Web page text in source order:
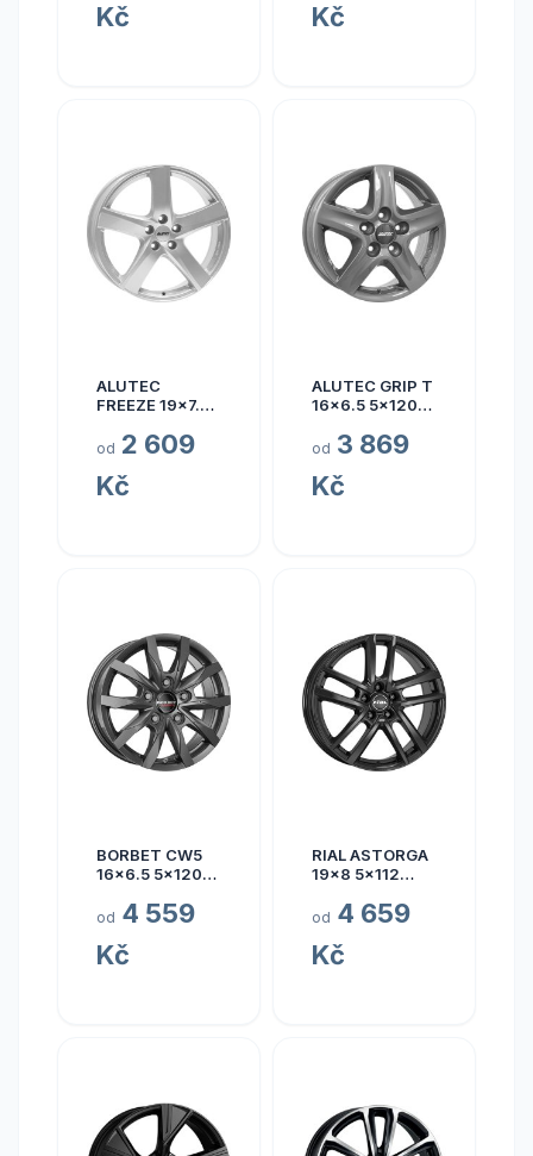
Kč
Kč
ALUTEC
FREEZE 19x7.5
od 2 609
Kč
ALUTEC GRIP T
16x6.5 5x120
od 3 869
Kč
BORBET CW5
16x6.5 5x120
od 4 559
Kč
RIAL ASTORGA
19x8 5x112
od 4 659
Kč